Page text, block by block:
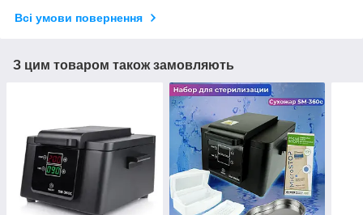
Всі умови повернення
З цим товаром також замовляють